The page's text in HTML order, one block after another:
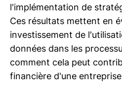
l'implémentation de
Ces résultats mettent en
investissement de
données dans les
comment cela peut
financière d'une